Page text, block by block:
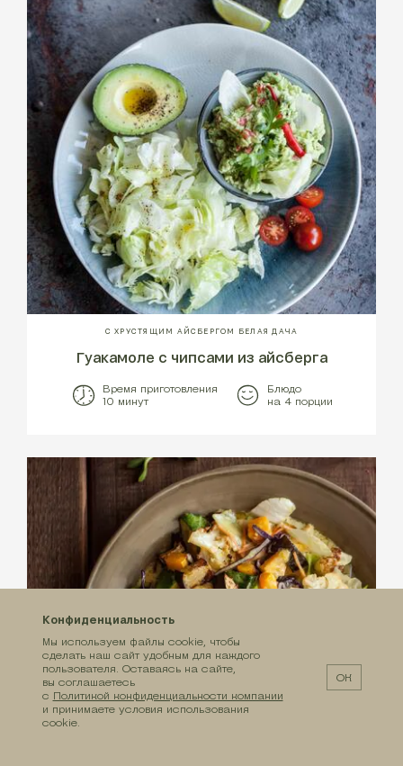
С ХРУСТЯЩИМ АЙСБЕРГОМ БЕЛАЯ ДАЧА
Гуакамоле с чипсами из айсберга
Время приготовления
10 минут
Блюдо
на 4 порции
Конфиденциальность
Мы используем файлы cookie, чтобы
сделать наш сайт удобным для каждого
пользователя. Оставаясь на сайте,
вы соглашаетесь
с Политикой конфиденциальности компании
и принимаете условия использования
cookie.
ОК